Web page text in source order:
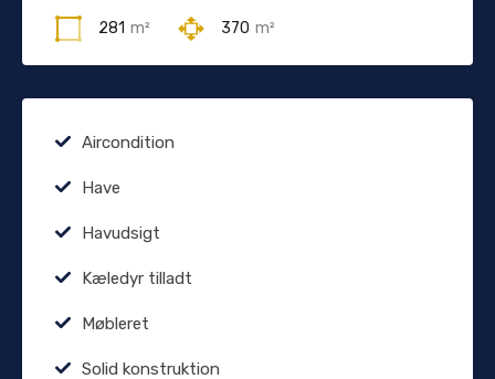
281 m² 370 m²
Aircondition
Have
Havudsigt
Kæledyr tilladt
Møbleret
Solid konstruktion